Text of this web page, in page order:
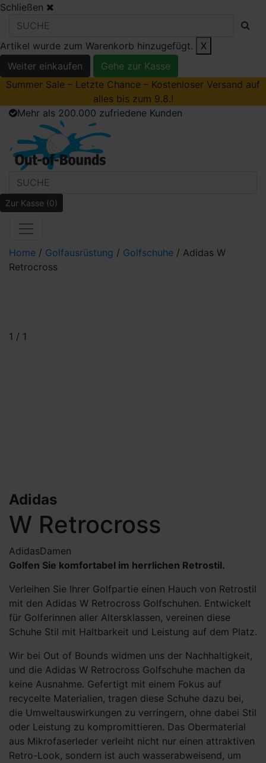
Schließen
Artikel wurde zum Warenkorb hinzugefügt.
X
Weiter einkaufen
Gehe zur Kasse
Summer Sale – Letzte Chance – Kostenloser Versand auf
alles bis zum 9.8.!
Mehr als 200.000 zufriedene Kunden
Zur Kasse (0)
Home / Golfausrüstung / Golfschuhe / Adidas W
Retrocross
1 / 1
Adidas
W Retrocross
AdidasDamen
Golfen Sie komfortabel im herrlichen Retrostil.
Verleihen Sie Ihrer Golfpartie einen Hauch von Retrostil
mit den Adidas W Retrocross Golfschuhen. Entwickelt
für Golferinnen aller Altersklassen, vereinen diese
Schuhe Stil mit Haltbarkeit und Leistung auf dem Platz.
Wir bei Out of Bounds widmen uns der Nachhaltigkeit,
und die Adidas W Retrocross Golfschuhe machen da
keine Ausnahme. Gefertigt mit einem Fokus auf
recycelte Materialien, tragen diese Schuhe dazu bei,
die Umweltauswirkungen zu verringern, ohne dabei Stil
oder Leistung zu kompromittieren. Das Obermaterial
aus Mikrofaserleder verleiht nicht nur einen attraktiven
Retro-Look, sondern ist auch wasserabweisend, um